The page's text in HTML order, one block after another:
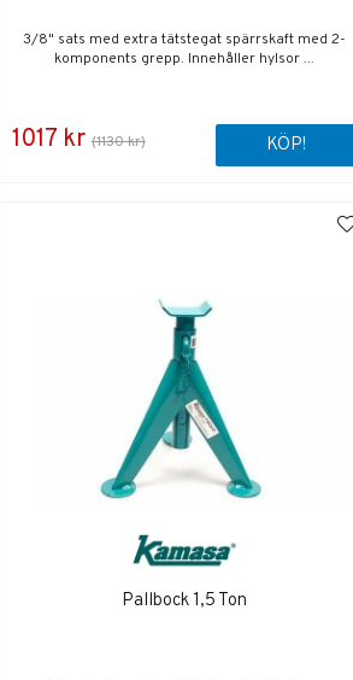
3/8" sats med extra tätstegat spärrskaft med 2-
komponents grepp. Innehåller hylsor ...
1017 kr (1130 kr) KÖP!
Pallbock 1,5 Ton